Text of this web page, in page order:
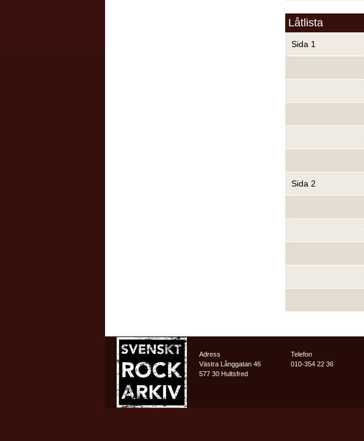
Låtlista
Sida 1
Sida 2
Adress
Västra Långgatan 46
577 30 Hultsfred
Telefon
010-354 22 36